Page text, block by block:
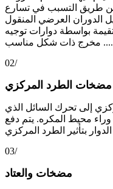
عن طريق التسبب في تسارع
الدوران العرضي المنقول
بواسطة دوارات توجيه
شكل مناسب .....
02/
مضخات الطرد المركزي
إلى تحرك السائل الذي
وراء محيط المكره. يتم دفع
03/
مضخات والعتاد